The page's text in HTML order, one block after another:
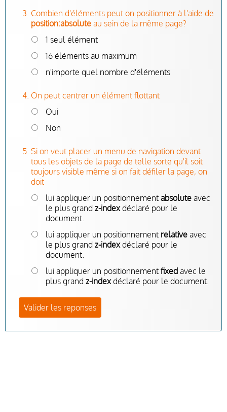
Combien d'éléments peut on positionner à l'aide de
position:absolute au sein de la même page?
1 seul élément
16 éléments au maximum
n'importe quel nombre d'éléments
On peut centrer un élément flottant
Oui
Non
Si on veut placer un menu de navigation devant
tous les objets de la page de telle sorte qu'il soit
toujours visible même si on fait défiler la page, on
doit
lui appliquer un positionnement absolute avec
le plus grand z-indexdéclaré pour le
document.
lui appliquer un positionnement relative avec
le plus grand z-indexdéclaré pour le
document.
lui appliquer un positionnement fixed avec le
plus grand z-indexdéclaré pour le document.